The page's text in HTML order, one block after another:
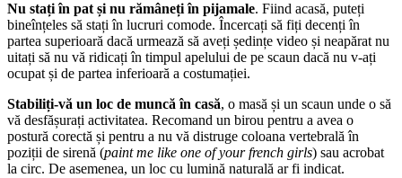
Nu stați în pat și nu rămâneți în pijamale. Fiind acasă, puteți
bineînțeles să stați în lucruri comode. Încercați să fiți decenți în
partea superioară dacă urmează să aveți ședințe video și neapărat nu
uitați să nu vă ridicați în timpul apelului de pe scaun dacă nu v-ați
ocupat și de partea inferioară a costumației.
Stabiliți-vă un loc de muncă în casă, o masă și un scaun unde o să
vă desfășurați activitatea. Recomand un birou pentru a avea o
postură corectă și pentru a nu vă distruge coloana vertebrală în
poziții de sirenă (paint me like one of your french girls) sau acrobat
la circ. De asemenea, un loc cu lumină naturală ar fi indicat.